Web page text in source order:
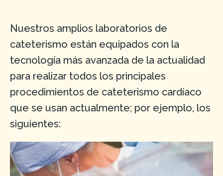
Nuestros amplios laboratorios de
cateterismo están equipados con la
tecnología más avanzada de la actualidad
para realizar todos los principales
procedimientos de cateterismo cardíaco
que se usan actualmente; por ejemplo, los
siguientes: